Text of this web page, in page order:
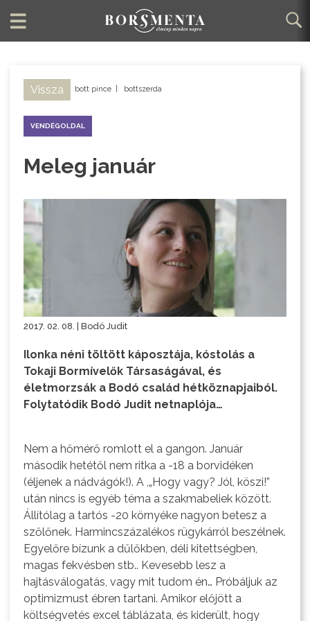
Vissza bott pince bottszerda
VENDÉGOLDAL
Meleg január
2017. 02. 08. | Bodó Judit
Ilonka néni töltött káposztája, kóstolás a
Tokaji Bormívelők Társaságával, és
életmorzsák a Bodó család hétköznapjaiból.
Folytatódik Bodó Judit netnaplója…
Nem a hőmérő romlott el a gangon. Január
második hetétől nem ritka a -18 a borvidéken
(éljenek a nádvágók!). A ,„Hogy vagy? Jól, köszi!”
után nincs is egyéb téma a szakmabeliek között.
Állítólag a tartós -20 környéke nagyon betesz a
szőlőnek. Harmincszázalékos rügykárról beszélnek.
Egyelőre bízunk a dűlőkben, déli kitettségben,
magas fekvésben stb.. Kevesebb lesz a
hajtásválogatás, vagy mit tudom én… Próbáljuk az
optimizmust ébren tartani. Amikor előjött a
költségvetés excel táblázata, és kiderült, hogy